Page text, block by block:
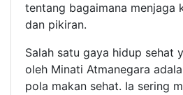
tentang bagaimana menjaga
dan pikiran.
Salah satu gaya hidup sehat
oleh Minati Atmanegara
pola makan sehat. Ia sering